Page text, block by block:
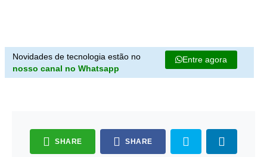
Novidades de tecnologia estão no
nosso canal no Whatsapp
Entre agora
SHARE SHARE